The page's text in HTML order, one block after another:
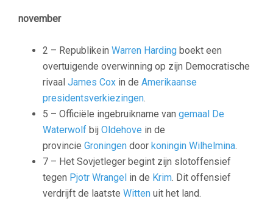
november
2 – Republikein Warren Harding boekt een
overtuigende overwinning op zijn Democratische
rivaal James Cox in de Amerikaanse
presidentsverkiezingen.
5 – Officiële ingebruikname van gemaal De
Waterwolf bij Oldehove in de
provincie Groningen door koningin Wilhelmina.
7 – Het Sovjetleger begint zijn slotoffensief
tegen Pjotr Wrangel in de Krim. Dit offensief
verdrijft de laatste Witten uit het land.